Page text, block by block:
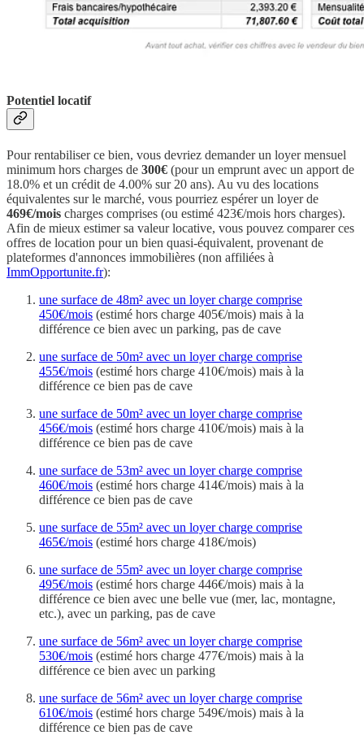
Potentiel locatif
Pour rentabiliser ce bien, vous devriez demander un loyer mensuel
minimum hors charges de 300€ (pour un emprunt avec un apport de
18.0% et un crédit de 4.00% sur 20 ans). Au vu des locations
équivalentes sur le marché, vous pourriez espérer un loyer de
469€/mois charges comprises (ou estimé 423€/mois hors charges).
Afin de mieux estimer sa valeur locative, vous pouvez comparer ces
offres de location pour un bien quasi-équivalent, provenant de
plateformes d'annonces immobilières (non affiliées à
ImmOpportunite.fr):
une surface de 48m² avec un loyer charge comprise
450€/mois (estimé hors charge 405€/mois) mais à la
différence ce bien avec un parking, pas de cave
une surface de 50m² avec un loyer charge comprise
455€/mois (estimé hors charge 410€/mois) mais à la
différence ce bien pas de cave
une surface de 50m² avec un loyer charge comprise
456€/mois (estimé hors charge 410€/mois) mais à la
différence ce bien pas de cave
une surface de 53m² avec un loyer charge comprise
460€/mois (estimé hors charge 414€/mois) mais à la
différence ce bien pas de cave
une surface de 55m² avec un loyer charge comprise
465€/mois (estimé hors charge 418€/mois)
une surface de 55m² avec un loyer charge comprise
495€/mois (estimé hors charge 446€/mois) mais à la
différence ce bien avec une belle vue (mer, lac, montagne,
etc.), avec un parking, pas de cave
une surface de 56m² avec un loyer charge comprise
530€/mois (estimé hors charge 477€/mois) mais à la
différence ce bien avec un parking
une surface de 56m² avec un loyer charge comprise
610€/mois (estimé hors charge 549€/mois) mais à la
différence ce bien pas de cave